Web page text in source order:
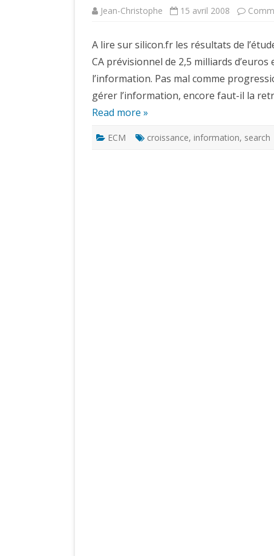
Jean-Christophe 15 avril 2008
A lire sur silicon.fr les résultats de
CA prévisionnel de 2,5 milliards
l’information. Pas mal comme
gérer l’information, encore faut-il la
Read more »
ECM croissance, information, search